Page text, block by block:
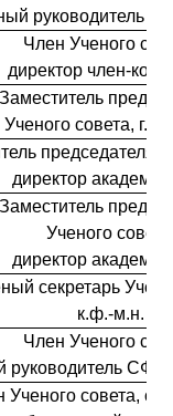
руководитель
Член Ученого
директор член-
Заместитель
Ученого совета,
председателя
директор
Заместитель
Ученого
директор
секретарь
к.ф.-м.н.
Член Ученого
руководитель СФУ
Ученого совета,